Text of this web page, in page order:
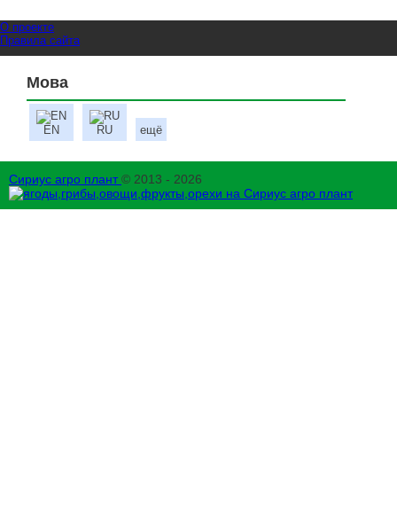
О проекте
Правила сайта
Мова
EN RU ещё
Сириус агро плант© 2013 - 2026